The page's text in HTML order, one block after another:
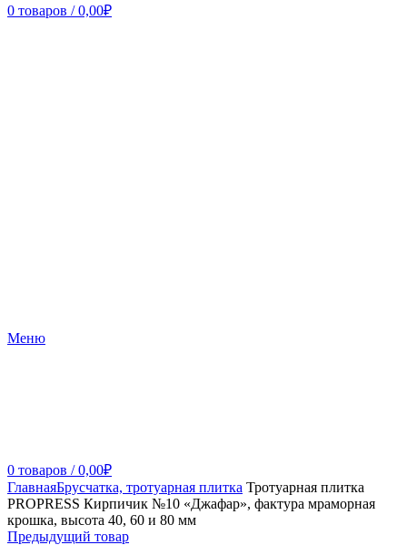
0 товаров / 0,00₽
Меню
0 товаров / 0,00₽
ГлавнаяБрусчатка, тротуарная плитка Тротуарная плитка
PROPRESS Кирпичик №10 «Джафар», фактура мраморная
крошка, высота 40, 60 и 80 мм
Предыдущий товар